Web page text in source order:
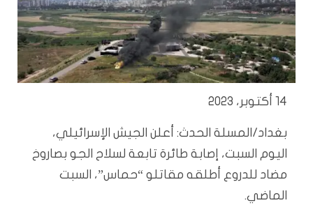
14 أكتوبر، 2023
بغداد/المسلة الحدث: أعلن الجيش الإسرائيلي،
اليوم السبت، إصابة طائرة تابعة لسلاح الجو بصاروخ
مضاد للدروع أطلقه مقاتلو “حماس”، السبت
الماضي.